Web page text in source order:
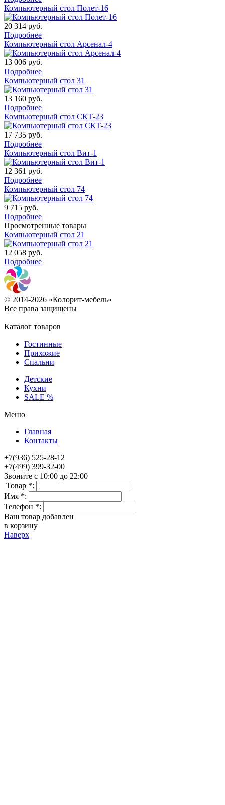
Компьютерный стол Полет-16
20 314 руб.
Подробнее
Компьютерный стол Арсенал-4
13 006 руб.
Подробнее
Компьютерный стол 31
13 160 руб.
Подробнее
Компьютерный стол СКТ-23
17 735 руб.
Подробнее
Компьютерный стол Вит-1
12 361 руб.
Подробнее
Компьютерный стол 74
9 715 руб.
Подробнее
Просмотренные товары
Компьютерный стол 21
12 058 руб.
Подробнее
© 2014-2026 «Колорит-мебель»
Все права защищены
Каталог товаров
Гостинные
Прихожие
Спальни
Детские
Кухни
SALE %
Меню
Главная
Контакты
+7(936) 525-28-12
+7(499) 399-32-00
Звоните с 10:00 до 22:00
Товар *:
Имя *:
Телефон *:
Ваш товар добавлен
в корзину
Наверх